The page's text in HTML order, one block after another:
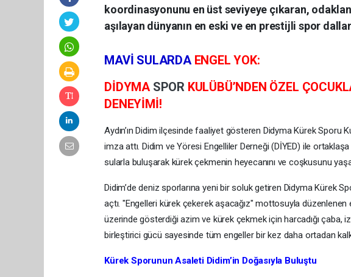
koordinasyonunu en üst seviyeye çıkaran,
aşılayan dünyanın en eski ve en prestijli spor
​MAVİ SULARDA ENGEL YOK:
DİDYMA SPOR KULÜBÜ’NDEN ÖZEL
DENEYİMİ!
​Aydın’ın Didim ilçesinde faaliyet gösteren Didyma Kürek Sporu
imza attı. Didim ve Yöresi Engelliler Derneği (DİYED) ile
sularla buluşarak kürek çekmenin heyecanını ve coşkusunu
​Didim’de deniz sporlarına yeni bir soluk getiren Didyma Kürek
açtı. "Engelleri kürek çekerek aşacağız" mottosuyla
üzerinde gösterdiği azim ve kürek çekmek için harcadığı çaba,
birleştirici gücü sayesinde tüm engeller bir kez daha ortadan
​Kürek Sporunun Asaleti Didim’in Doğasıyla Buluştu